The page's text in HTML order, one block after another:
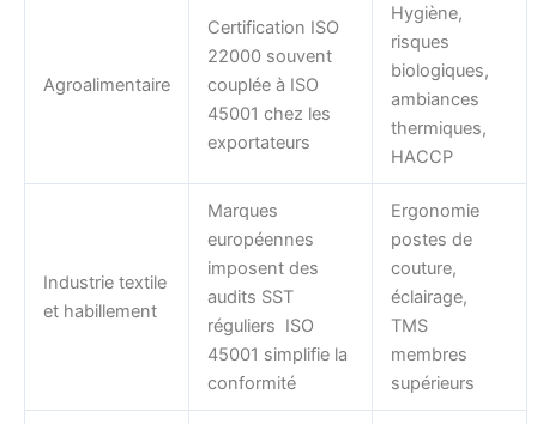
Agroalimentaire
Certification ISO
22000 souvent
couplée à ISO
45001 chez les
exportateurs
Hygiène,
risques
biologiques,
ambiances
thermiques,
HACCP
Industrie textile
et habillement
Marques
européennes
imposent des
audits SST
réguliers ISO
45001 simplifie la
conformité
Ergonomie
postes de
couture,
éclairage,
TMS
membres
supérieurs